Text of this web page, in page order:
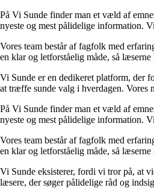
På Vi Sunde finder man et væld af
nyeste og mest pålidelige information.
Vores team består af fagfolk med
en klar og letforståelig måde, så
Vi Sunde er en dedikeret platform, der
at træffe sunde valg i hverdagen. Vores
På Vi Sunde finder man et væld af
nyeste og mest pålidelige information.
Vores team består af fagfolk med
en klar og letforståelig måde, så
Vi Sunde eksisterer, fordi vi tror på, at
læsere, der søger pålidelige råd og